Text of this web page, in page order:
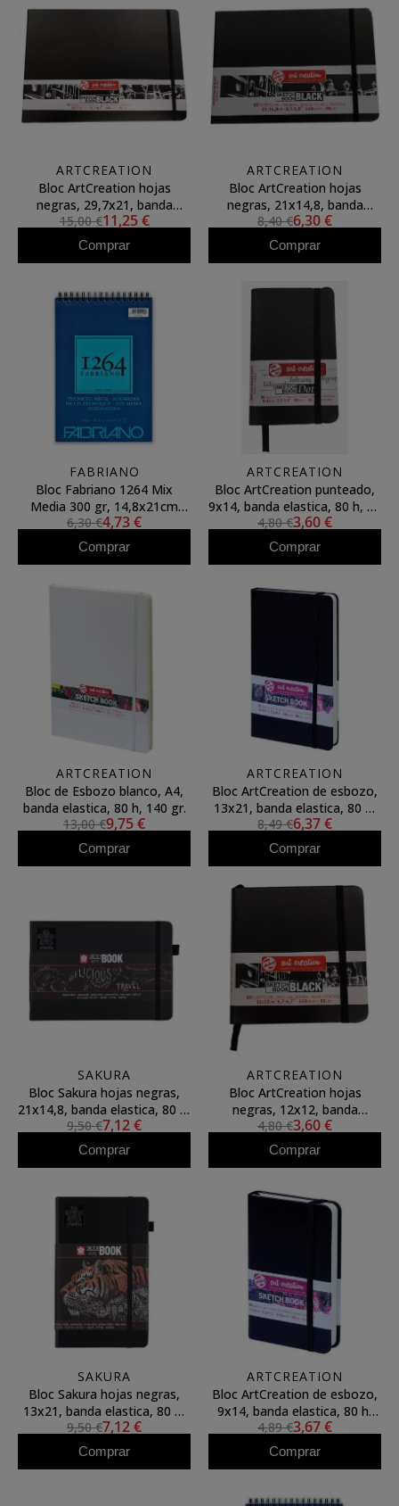
ARTCREATION
Bloc ArtCreation hojas
negras, 29,7x21, banda
elastica, 80 h, 140 gr.
15,00 €11,25 €
Comprar
ARTCREATION
Bloc ArtCreation hojas
negras, 21x14,8, banda
elastica, 80 h, 140 gr.
8,40 €6,30 €
Comprar
FABRIANO
Bloc Fabriano 1264 Mix
Media 300 gr, 14,8x21cm
(A5), 15 h. (anillas)
6,30 €4,73 €
Comprar
ARTCREATION
Bloc ArtCreation punteado,
9x14, banda elastica, 80 h, 80
gr.
4,80 €3,60 €
Comprar
ARTCREATION
Bloc de Esbozo blanco, A4,
banda elastica, 80 h, 140 gr.
13,00 €9,75 €
Comprar
ARTCREATION
Bloc ArtCreation de esbozo,
13x21, banda elastica, 80 h,
140 gr.
8,49 €6,37 €
Comprar
SAKURA
Bloc Sakura hojas negras,
21x14,8, banda elastica, 80 h,
140 gr.
9,50 €7,12 €
Comprar
ARTCREATION
Bloc ArtCreation hojas
negras, 12x12, banda
elastica, 80 h, 140 gr.
4,80 €3,60 €
Comprar
SAKURA
Bloc Sakura hojas negras,
13x21, banda elastica, 80 h,
140 gr.
9,50 €7,12 €
Comprar
ARTCREATION
Bloc ArtCreation de esbozo,
9x14, banda elastica, 80 h,
140 gr.
4,89 €3,67 €
Comprar